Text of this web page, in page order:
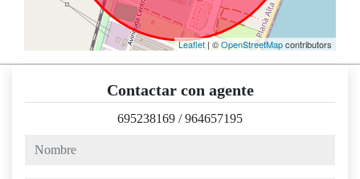
Leaflet | ©OpenStreetMapcontributors
Contactar con agente
695238169 /964657195
nombre